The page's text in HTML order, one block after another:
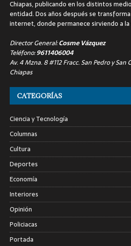
Chiapas, publicando en los distintos
entidad. Dos años después se
internet, donde permanece sirviendo a la
Director General:Cosme Vázquez
Teléfono:9611406004
Av. 4 Mzna. 8 #112 Fracc. San Pedro y
Chiapas
CATEGORÍAS
Ciencia y Tecnología
Columnas
Cultura
Deportes
Economía
Interiores
Opinión
Policiacas
Portada